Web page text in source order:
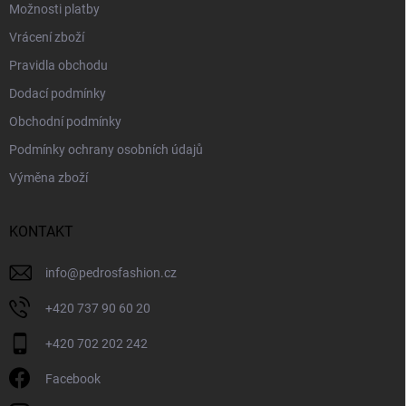
Možnosti platby
Vrácení zboží
Pravidla obchodu
Dodací podmínky
Obchodní podmínky
Podmínky ochrany osobních údajů
Výměna zboží
KONTAKT
info@pedrosfashion.cz
+420 737 90 60 20
+420 702 202 242
Facebook